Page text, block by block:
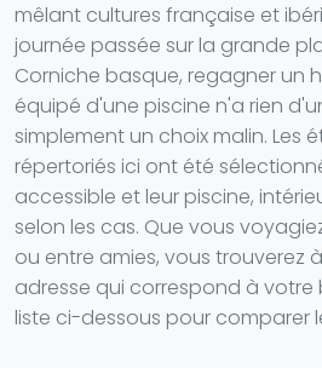
mêlant cultures française et
journée passée sur la grande
Corniche basque, regagner un
équipé d'une piscine n'a rien
simplement un choix malin. Les
répertoriés ici ont été
accessible et leur piscine,
selon les cas. Que vous
ou entre amies, vous trouverez
adresse qui correspond à votre
liste ci-dessous pour comparer